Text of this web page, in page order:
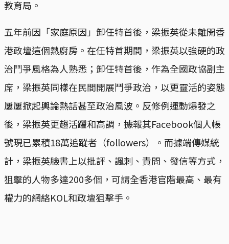
教育局。
五年前因「家庭原因」卸任特首後，梁振英從未離開香
港政壇這個熱廚房。在任特首期間，梁振英以強硬的政
治鬥爭風格為人熟悉；卸任特首後，作為全國政協副主
席，梁振英同樣在民間開展鬥爭政治，以更靈活的姿態
屢屢掀起輿論熱話甚至政治風波。反修例運動爆發之
後，梁振英更趨活躍和高調，據報其Facebook個人帳
號現已累積18萬追蹤者（followers）。而據端傳媒統
計，梁振英臉書上以批評、諷刺、責問、發信等方式，
狙擊的人物多達200多個，可謂全香港官階最高、最有
權力的網絡KOL和政壇狙擊手。